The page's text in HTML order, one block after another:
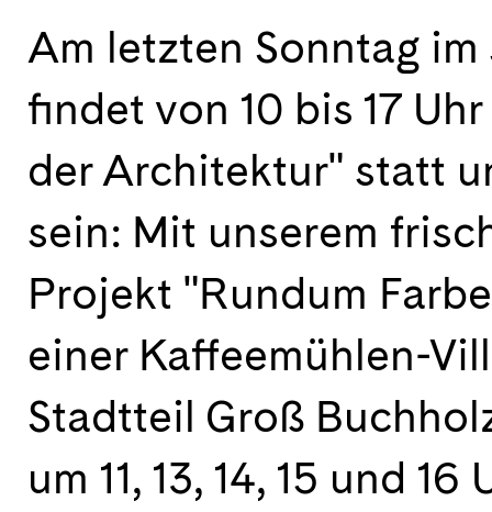
Am letzten Sonntag
findet von 10 bis 17
der Architektur" statt
sein: Mit unserem
Projekt "Rundum
einer Kaffeemühlen-
Stadtteil Groß
um 11, 13, 14, 15 und